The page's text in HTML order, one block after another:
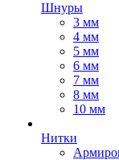
Шнуры
3 мм
4 мм
5 мм
6 мм
7 мм
8 мм
10 мм
Нитки